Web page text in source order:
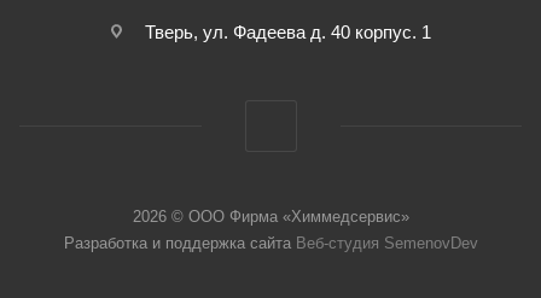
Тверь, ул. Фадеева д. 40 корпус. 1
2026 © ООО Фирма «Химмедсервис»
Разработка и поддержка сайта Веб-студия SemenovDev